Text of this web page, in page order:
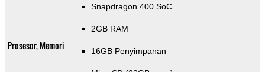
Prosesor, Memori
Snapdragon 400 SoC
2GB RAM
16GB Penyimpanan